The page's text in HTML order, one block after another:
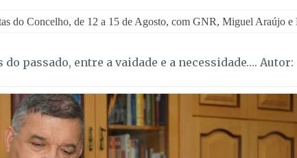
a
passado, entre a vaidade e a necessidade…. Autor: